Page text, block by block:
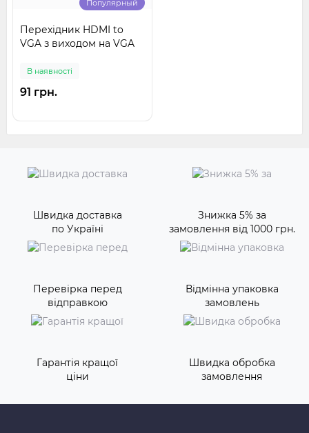
Популярный
Перехідник HDMI to
VGA з виходом на VGA
В наявності
91 грн.
Швидка доставка
по Україні
Знижка 5% за
замовлення від 1000 грн.
Перевірка перед
відправкою
Відмінна упаковка
замовлень
Гарантія кращої
ціни
Швидка обробка
замовлення